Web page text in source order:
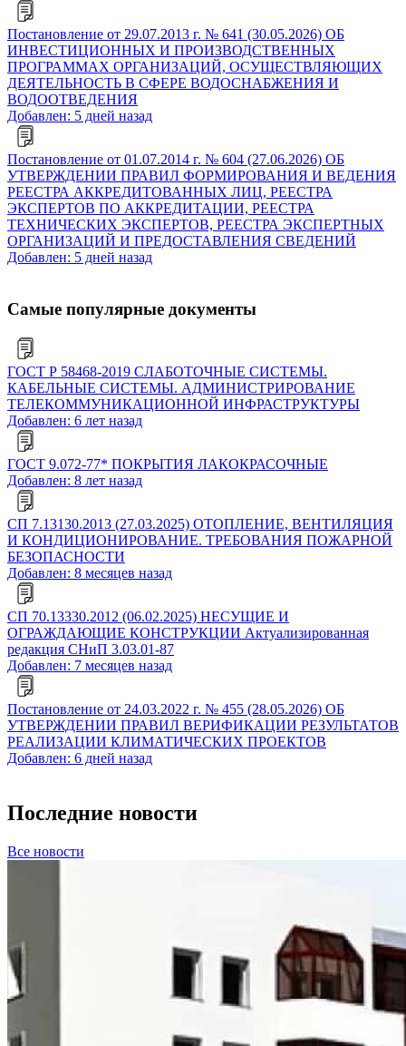
Постановление от 29.07.2013 г. № 641 (30.05.2026) ОБ
ИНВЕСТИЦИОННЫХ И ПРОИЗВОДСТВЕННЫХ
ПРОГРАММАХ ОРГАНИЗАЦИЙ, ОСУЩЕСТВЛЯЮЩИХ
ДЕЯТЕЛЬНОСТЬ В СФЕРЕ ВОДОСНАБЖЕНИЯ И
ВОДООТВЕДЕНИЯ
Добавлен: 5 дней назад
Постановление от 01.07.2014 г. № 604 (27.06.2026) ОБ
УТВЕРЖДЕНИИ ПРАВИЛ ФОРМИРОВАНИЯ И ВЕДЕНИЯ
РЕЕСТРА АККРЕДИТОВАННЫХ ЛИЦ, РЕЕСТРА
ЭКСПЕРТОВ ПО АККРЕДИТАЦИИ, РЕЕСТРА
ТЕХНИЧЕСКИХ ЭКСПЕРТОВ, РЕЕСТРА ЭКСПЕРТНЫХ
ОРГАНИЗАЦИЙ И ПРЕДОСТАВЛЕНИЯ СВЕДЕНИЙ
Добавлен: 5 дней назад
Самые популярные документы
ГОСТ Р 58468-2019 СЛАБОТОЧНЫЕ СИСТЕМЫ.
КАБЕЛЬНЫЕ СИСТЕМЫ. АДМИНИСТРИРОВАНИЕ
ТЕЛЕКОММУНИКАЦИОННОЙ ИНФРАСТРУКТУРЫ
Добавлен: 6 лет назад
ГОСТ 9.072-77* ПОКРЫТИЯ ЛАКОКРАСОЧНЫЕ
Добавлен: 8 лет назад
СП 7.13130.2013 (27.03.2025) ОТОПЛЕНИЕ, ВЕНТИЛЯЦИЯ
И КОНДИЦИОНИРОВАНИЕ. ТРЕБОВАНИЯ ПОЖАРНОЙ
БЕЗОПАСНОСТИ
Добавлен: 8 месяцев назад
СП 70.13330.2012 (06.02.2025) НЕСУЩИЕ И
ОГРАЖДАЮЩИЕ КОНСТРУКЦИИ Актуализированная
редакция СНиП 3.03.01-87
Добавлен: 7 месяцев назад
Постановление от 24.03.2022 г. № 455 (28.05.2026) ОБ
УТВЕРЖДЕНИИ ПРАВИЛ ВЕРИФИКАЦИИ РЕЗУЛЬТАТОВ
РЕАЛИЗАЦИИ КЛИМАТИЧЕСКИХ ПРОЕКТОВ
Добавлен: 6 дней назад
Последние новости
Все новости